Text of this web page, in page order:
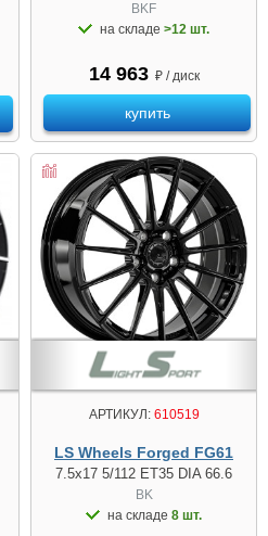
BKF
на складе >12 шт.
14 963 ₽ / диск
купить
АРТИКУЛ:610519
LS Wheels Forged FG61
7.5x17 5/112 ET35 DIA 66.6
BK
на складе 8 шт.